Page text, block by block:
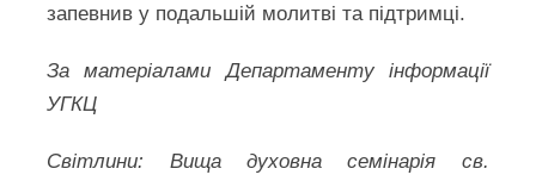
запевнив у подальшій молитві та підтримці.
За матеріалами Департаменту інформації
УГКЦ
Світлини: Вища духовна семінарія св.